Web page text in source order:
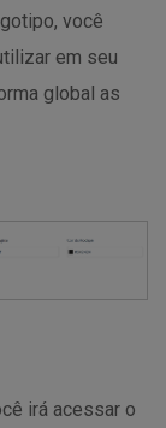
você
em seu
global as
irá acessar o